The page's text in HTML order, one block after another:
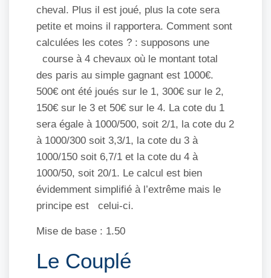
cheval. Plus il est joué, plus la cote sera
petite et moins il rapportera. Comment sont
calculées les cotes ? : supposons une
course à 4 chevaux où le montant total
des paris au simple gagnant est 1000€.
500€ ont été joués sur le 1, 300€ sur le 2,
150€ sur le 3 et 50€ sur le 4. La cote du 1
sera égale à 1000/500, soit 2/1, la cote du 2
à 1000/300 soit 3,3/1, la cote du 3 à
1000/150 soit 6,7/1 et la cote du 4 à
1000/50, soit 20/1. Le calcul est bien
évidemment simplifié à l’extrême mais le
principe est celui-ci.
Mise de base : 1.50
Le Couplé